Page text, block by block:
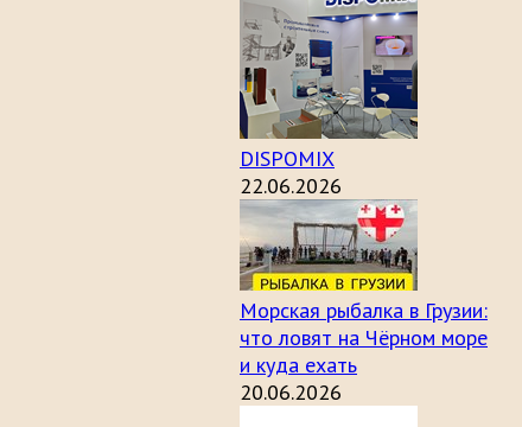
DISPOMIX
22.06.2026
Морская рыбалка в Грузии:
что ловят на Чёрном море
и куда ехать
20.06.2026